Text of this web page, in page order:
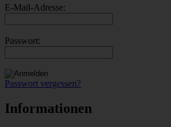
E-Mail-Adresse:
Passwort:
Passwort vergessen?
Informationen